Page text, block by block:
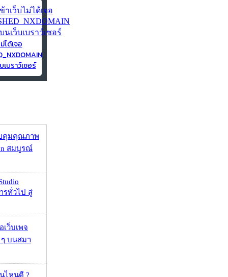
ได้เจอ
บราว์เซอร์
คุมคุณภาพ
สมบูรณ์
รทั่วไป สู่
ว็บเพจ
บนสมา
ไหนดี ?